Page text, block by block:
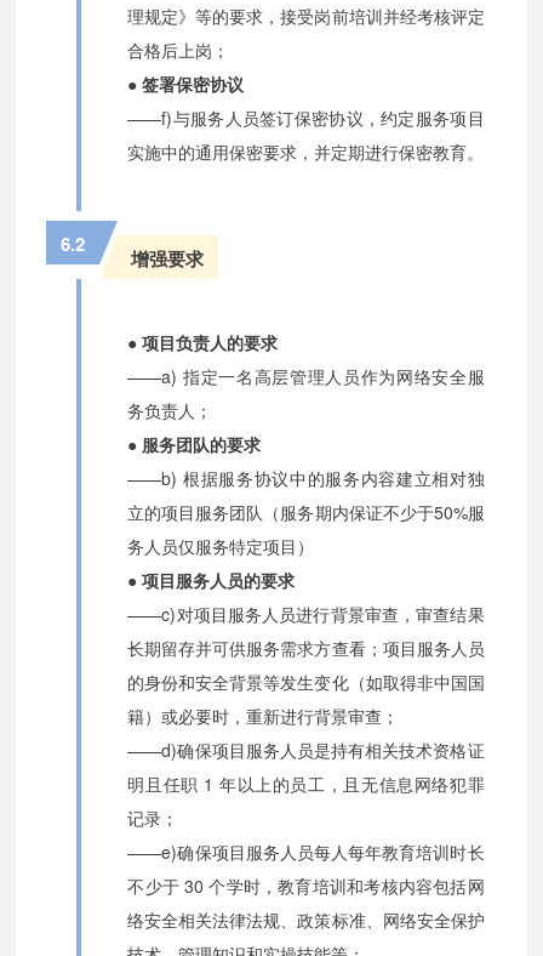
理规定》等的要求，接受岗前培训并经考核评定
合格后上岗；
● 签署保密协议
——f)与服务人员签订保密协议，约定服务项目
实施中的通用保密要求，并定期进行保密教育。
6.2
增强要求
● 项目负责人的要求
——a) 指定一名高层管理人员作为网络安全服
务负责人；
● 服务团队的要求
——b) 根据服务协议中的服务内容建立相对独
立的项目服务团队（服务期内保证不少于50%服
务人员仅服务特定项目）
● 项目服务人员的要求
——c)对项目服务人员进行背景审查，审查结果
长期留存并可供服务需求方查看；项目服务人员
的身份和安全背景等发生变化（如取得非中国国
籍）或必要时，重新进行背景审查；
——d)确保项目服务人员是持有相关技术资格证
明且任职 1 年以上的员工，且无信息网络犯罪
记录；
——e)确保项目服务人员每人每年教育培训时长
不少于 30 个学时，教育培训和考核内容包括网
络安全相关法律法规、政策标准、网络安全保护